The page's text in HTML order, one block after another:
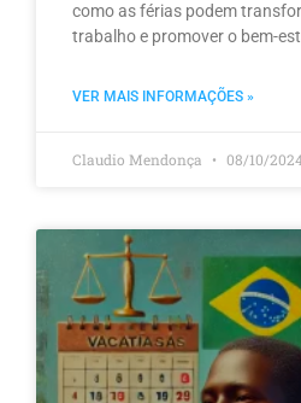
como as férias podem
trabalho e promover o bem-
VER MAIS INFORMAÇÕES »
Claudio Mendonça 08/10/